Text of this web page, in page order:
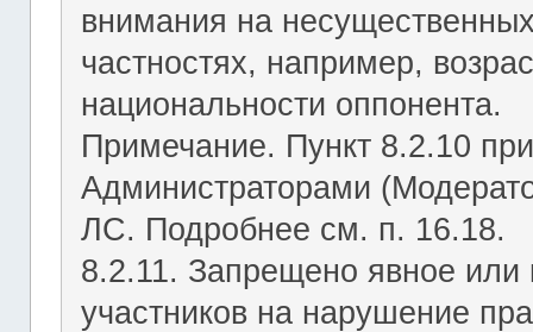
внимания на
частностях, например,
национальности оппонента.
Примечание. Пункт 8.2.10
Администраторами
ЛС. Подробнее см. п. 16.18.
8.2.11. Запрещено явное или
участников на нарушение